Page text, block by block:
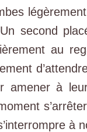
second
au
à
à